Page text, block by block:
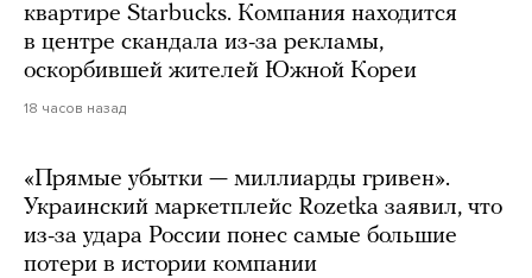
квартире Starbucks. Компания находится
в центре скандала из-за рекламы,
оскорбившей жителей Южной Кореи
18 часов назад
«Прямые убытки — миллиарды гривен».
Украинский маркетплейс Rozetka заявил, что
из-за удара России понес самые большие
потери в истории компании